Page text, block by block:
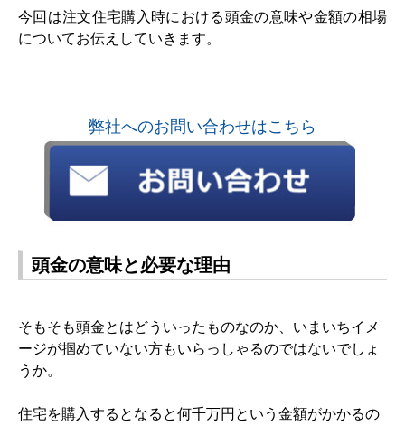
今回は注文住宅購入時における頭金の意味や金額の相場
についてお伝えしていきます。
弊社へのお問い合わせはこちら
頭金の意味と必要な理由
そもそも頭金とはどういったものなのか、いまいちイメ
ージが掴めていない方もいらっしゃるのではないでしょ
うか。
住宅を購入するとなると何千万円という金額がかかるの